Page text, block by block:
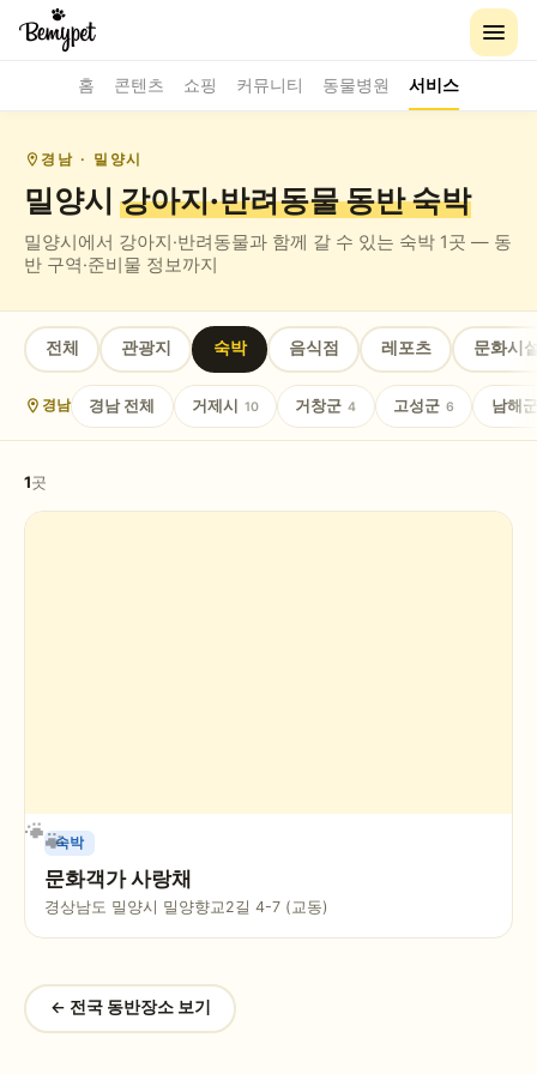
홈 콘텐츠 쇼핑 커뮤니티 동물병원 서비스
경남 · 밀양시
밀양시 강아지·반려동물 동반숙박
밀양시에서 강아지·반려동물과 함께 갈 수 있는 숙박 1곳 — 동
반 구역·준비물 정보까지
전체 관광지 숙박 음식점 레포츠 문화시
경남 경남전체 거제시 10 거창군 4 고성군 6 남해군
1곳
숙박
문화객가 사랑채
경상남도 밀양시 밀양향교2길 4-7 (교동)
← 전국 동반장소 보기